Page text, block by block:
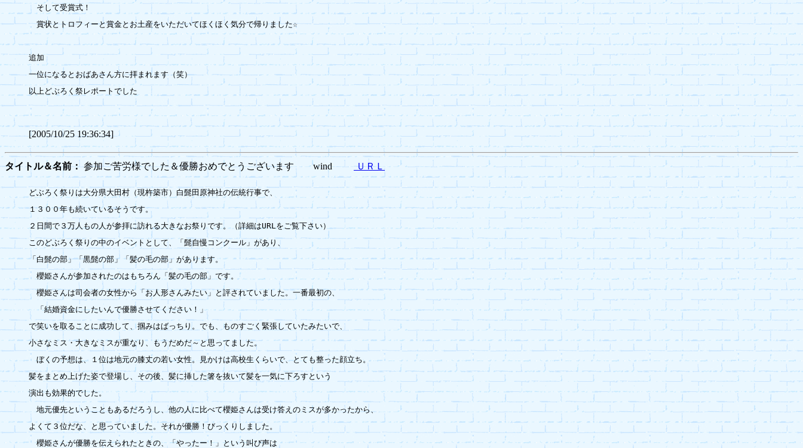
そして受賞式！
賞状とトロフィーと賞金とお土産をいただいてほくほく気分で帰りました☆
追加
一位になるとおばあさん方に拝まれます（笑）
以上どぶろく祭レポートでした
[2005/10/25 19:36:34]
タイトル＆名前： 参加ご苦労様でした＆優勝おめでとうございます wind ＵＲＬ
どぶろく祭りは大分県大田村（現杵築市）白髭田原神社の伝統行事で、
１３００年も続いているそうです。
２日間で３万人もの人が参拝に訪れる大きなお祭りです。（詳細はURLをご覧下さい）
このどぶろく祭りの中のイベントとして、「髭自慢コンクール」があり、
「白髭の部」「黒髭の部」「髪の毛の部」があります。
櫻姫さんが参加されたのはもちろん「髪の毛の部」です。
櫻姫さんは司会者の女性から「お人形さんみたい」と評されていました。一番最初の、
「結婚資金にしたいんで優勝させてください！」
で笑いを取ることに成功して、掴みはばっちり。でも、ものすごく緊張していたみたいで、
小さなミス・大きなミスが重なり、もうだめだ～と思ってました。
ぼくの予想は、１位は地元の膝丈の若い女性。見かけは高校生くらいで、とても整った顔立ち。
髪をまとめ上げた姿で登場し、その後、髪に挿した箸を抜いて髪を一気に下ろすという
演出も効果的でした。
地元優先ということもあるだろうし、他の人に比べて櫻姫さんは受け答えのミスが多かったから、
よくて３位だな、と思っていました。それが優勝！びっくりしました。
櫻姫さんが優勝を伝えられたときの、「やったー！」という叫び声は